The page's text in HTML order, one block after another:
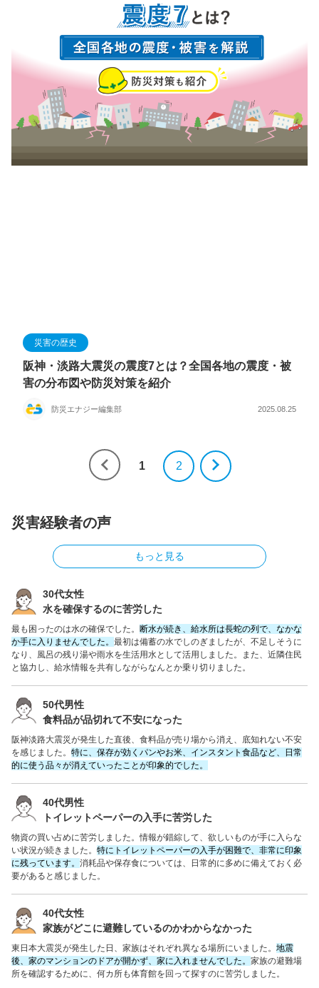
災害の歴史
阪神・淡路大震災の震度7とは？全国各地の震度・被
害の分布図や防災対策を紹介
防災エナジー編集部 2025.08.25
1 2
災害経験者の声
もっと見る
30代女性
水を確保するのに苦労した
最も困ったのは水の確保でした。 断水が続き、給水所は長蛇の列で、なかな
か手に入りませんでした。 最初は備蓄の水でしのぎましたが、不足しそうに
なり、風呂の残り湯や雨水を生活用水として活用しました。また、近隣住民
と協力し、給水情報を共有しながらなんとか乗り切りました。
50代男性
食料品が品切れて不安になった
阪神淡路大震災が発生した直後、食料品が売り場から消え、底知れない不安
を感じました。 特に、保存が効くパンやお米、インスタント食品など、日常
的に使う品々が消えていったことが印象的でした。
40代男性
トイレットペーパーの入手に苦労した
物資の買い占めに苦労しました。情報が錯綜して、欲しいものが手に入らな
い状況が続きました。 特にトイレットペーパーの入手が困難で、非常に印象
に残っています。 消耗品や保存食については、日常的に多めに備えておく必
要があると感じました。
40代女性
家族がどこに避難しているのかわからなかった
東日本大震災が発生した日、家族はそれぞれ異なる場所にいました。 地震
後、家のマンションのドアが開かず、家に入れませんでした。 家族の避難場
所を確認するために、何カ所も体育館を回って探すのに苦労しました。